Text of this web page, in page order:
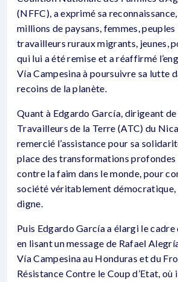
(NFFC), a exprimé sa
millions de paysans, femmes, peuples
travailleurs ruraux migrants, jeunes,
qui lui a été remise et a réaffirmé
Vía Campesina à poursuivre sa lutte
recoins de la planète.
Quant à Edgardo García, dirigeant de
Travailleurs de la Terre (ATC) du
remercié l’assistance pour sa
place des transformations
contre la faim dans le monde, pour
société véritablement démocratique,
digne.
Puis Edgardo García a élargi le
en lisant un message de Rafael
Vía Campesina au Honduras et du
Résistance Contre le Coup d’Etat, où